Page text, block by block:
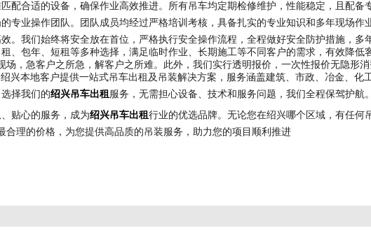
配合适的设备，确保作业高效推进。所有吊车均定期检修维护，性能稳定，且配
专业操作团队。团队成员均经过严格培训考核，具备扎实的专业知识和多年现场
。我们始终将安全放在首位，严格执行安全操作流程，全程做好安全防护措施，
、包年、短租等多种选择，满足临时作业、长期施工等不同客户的需求，有效降
，急客户之所急，解客户之所难。此外，我们实行透明报价，一次性报价无隐形
兴本地客户提供一站式吊车出租及吊装解决方案，服务涵盖建筑、市政、冶金、
择我们的绍兴吊车出租服务，无需担心设备、技术和服务问题，我们全程保驾护航。
贴心的服务，成为绍兴吊车出租行业的优选品牌。无论您在绍兴哪个区域，有任
合理的价格，为您提供高品质的吊装服务，助力您的项目顺利推进